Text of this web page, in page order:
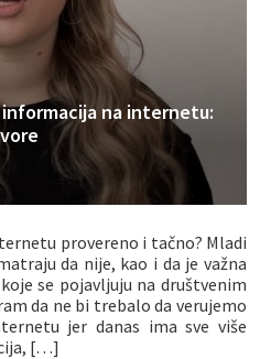
na internetu:
provereno i tačno? Mladi
da nije, kao i da je važna
se pojavljuju na društvenim
da ne bi trebalo da verujemo
jer danas ima sve više
[…]